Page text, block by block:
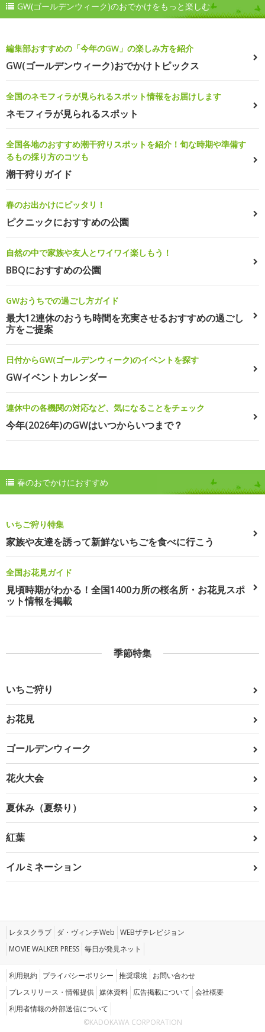
GW(ゴールデンウィーク)のおでかけをもっと楽しむ
編集部おすすめの「今年のGW」の楽しみ方を紹介
GW(ゴールデンウィーク)おでかけトピックス
全国のネモフィラが見られるスポット情報をお届けします
ネモフィラが見られるスポット
全国各地のおすすめ潮干狩りスポットを紹介！旬な時期や準備す
るもの採り方のコツも
潮干狩りガイド
春のお出かけにピッタリ！
ピクニックにおすすめの公園
自然の中で家族や友人とワイワイ楽しもう！
BBQにおすすめの公園
GWおうちでの過ごし方ガイド
最大12連休のおうち時間を充実させるおすすめの過ごし
方をご提案
日付からGW(ゴールデンウィーク)のイベントを探す
GWイベントカレンダー
連休中の各機関の対応など、気になることをチェック
今年(2026年)のGWはいつからいつまで？
春のおでかけにおすすめ
いちご狩り特集
家族や友達を誘って新鮮ないちごを食べに行こう
全国お花見ガイド
見頃時期がわかる！全国1400カ所の桜名所・お花見スポ
ット情報を掲載
季節特集
いちご狩り
お花見
ゴールデンウィーク
花火大会
夏休み（夏祭り）
紅葉
イルミネーション
レタスクラブ ダ・ヴィンチWeb WEBザテレビジョン
MOVIE WALKER PRESS 毎日が発見ネット
利用規約 プライバシーポリシー 推奨環境 お問い合わせ
プレスリリース・情報提供 媒体資料 広告掲載について 会社概要
利用者情報の外部送信について
©KADOKAWA CORPORATION